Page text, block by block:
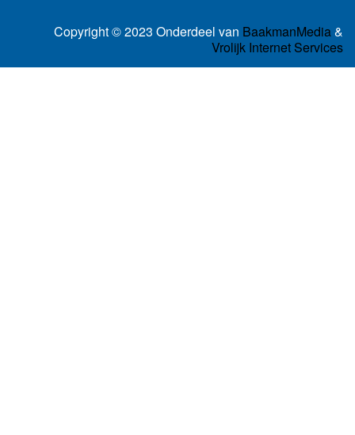
Copyright © 2023 Onderdeel van BaakmanMedia&
Vrolijk Internet Services